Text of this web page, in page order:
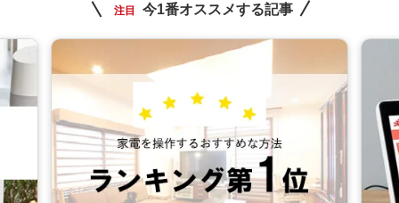
注目 今1番オススメする記事